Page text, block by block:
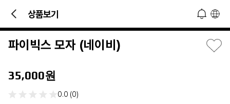
빠른 문의 및 소식 접하기!
오늘 하루 열지 않기
상품보기
파이빅스 모자 (네이비)
35,000원
0.0 (0)